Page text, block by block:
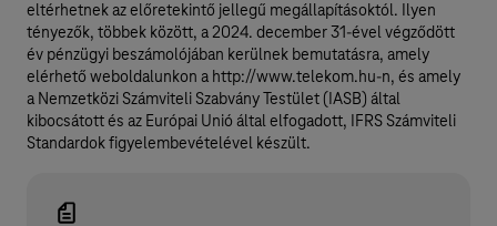
eltérhetnek az előretekintő jellegű megállapításoktól. Ilyen
tényezők, többek között, a 2024. december 31-ével végződött
év pénzügyi beszámolójában kerülnek bemutatásra, amely
elérhető weboldalunkon a http://www.telekom.hu-n, és amely
a Nemzetközi Számviteli Szabvány Testület (IASB) által
kibocsátott és az Európai Unió által elfogadott, IFRS Számviteli
Standardok figyelembevételével készült.